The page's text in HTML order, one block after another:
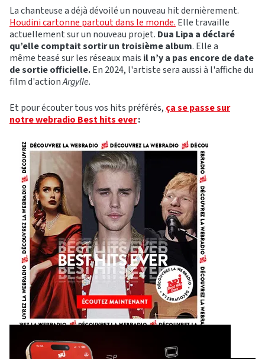
La chanteuse a déjà dévoilé un nouveau hit dernièrement.
Houdini cartonne partout dans le monde. Elle travaille
actuellement sur un nouveau projet. Dua Lipa a déclaré
qu’elle comptait sortir un troisième album. Elle a
même teasé sur les réseaux mais il n’y a pas encore de date
de sortie officielle.En 2024, l'artiste sera aussi à l'affiche du
film d'actionArgylle.
Et pour écouter tous vos hits préférés, ça se passe sur
notre webradio Best hits ever: